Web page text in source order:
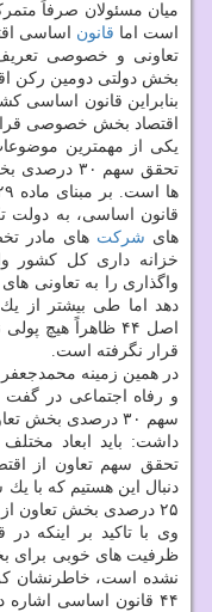
میان مسئولان صرفاً
است اما قانون اساسی
تعاونی و خصوصی
بخش دولتی دومین ركن
بنابراین قانون اساسی
اقتصاد بخش خصوصی
یكی از مهمترین
تحقق سهم
قانون اساسی، به دولت
های شركت های مادر
واگذاری را به تعاونی
دهد اما طی بیشتر از
اصل ۴۴ ظاهراً هیچ
قرار نگرفته است.
در همین زمینه محمدجعفر
و رفاه اجتماعی در گفت
سهم ۳۰ درصدی بخش
داشت: باید ابعاد
تحقق سهم تعاون از
دنبال این هستیم كه
۲۵ درصدی بخش تعاون از كل اقتصاد ملی حركت نماییم.
ظرفیت های خوبی برای